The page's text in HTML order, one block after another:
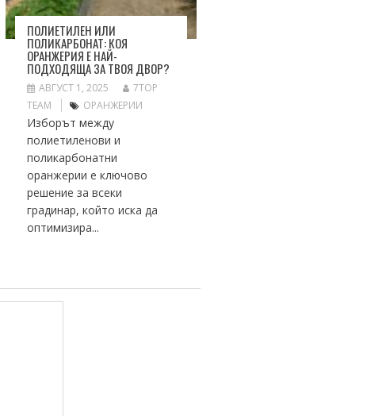
ПОЛИЕТИЛЕН ИЛИ
ПОЛИКАРБОНАТ: КОЯ
ОРАНЖЕРИЯ Е НАЙ-
ПОДХОДЯЩА ЗА ТВОЯ ДВОР?
АВГУСТ 1, 2025
7TOP
TEAM
ОРАНЖЕРИИ
Изборът между
полиетиленови и
поликарбонатни
оранжерии е ключово
решение за всеки
градинар, който иска да
оптимизира...